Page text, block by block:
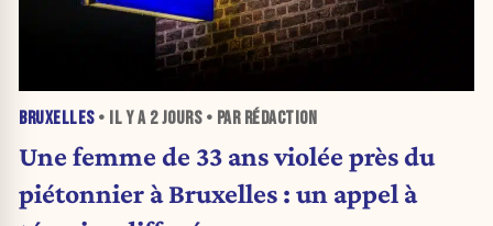
BRUXELLES• IL Y A 2 JOURS• PAR RÉDACTION
Une femme de 33 ans violée près du
piétonnier à Bruxelles : un appel à